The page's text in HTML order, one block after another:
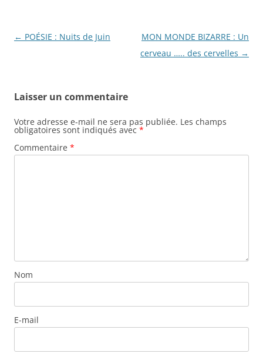
Navigation
← POÉSIE : Nuits de Juin
MON MONDE BIZARRE : Un
cerveau ….. des cervelles →
Laisser un commentaire
Votre adresse e-mail ne sera pas publiée. Les champs
obligatoires sont indiqués avec *
Commentaire *
Nom
E-mail